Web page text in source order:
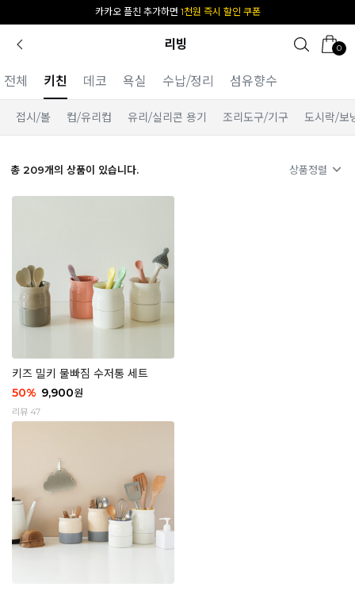
카카오 플친 추가하면 1천원 즉시 할인 쿠폰
리빙 0
전체 키친 데코 욕실 수납/정리 섬유향수
접시/볼 컵/유리컵 유리/실리콘 용기 조리도구/기구 도시락/보
총 209개의 상품이 있습니다. 상품정렬
키즈 밀키 물빠짐 수저통 세트
50% 9,900원
리뷰 47